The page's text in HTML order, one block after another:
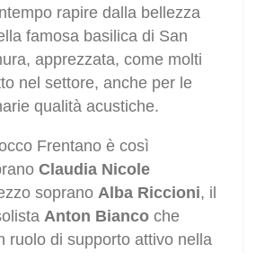
rapire dalla bellezza
famosa basilica di San
apprezzata, come molti
nel settore, anche per le
qualità acustiche.
Frentano è così
Claudia Nicole
soprano Alba Riccioni, il
Anton Bianco che
ruolo di supporto attivo nella